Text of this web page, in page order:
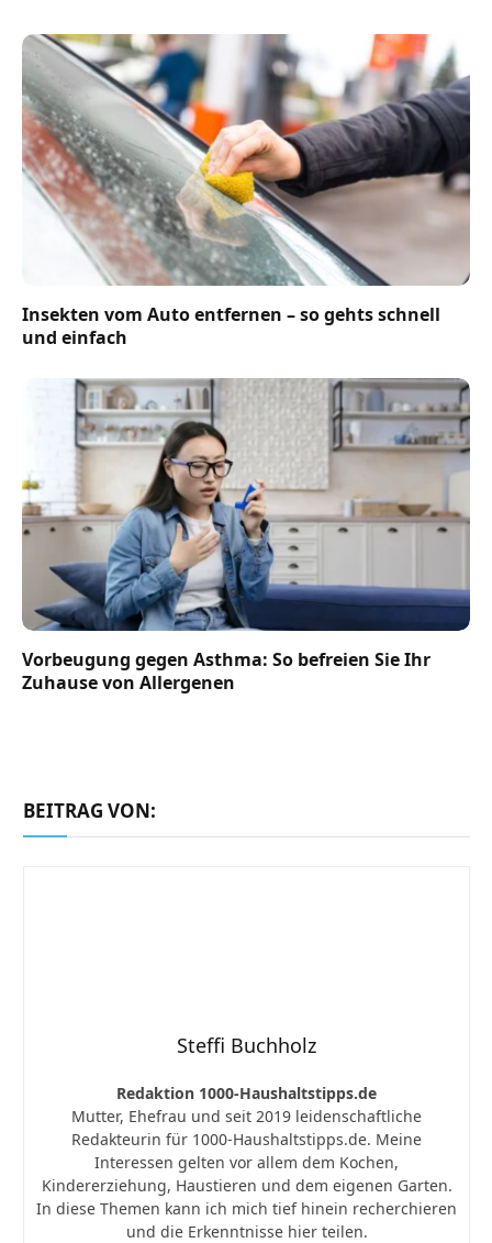
Insekten vom Auto entfernen – so gehts schnell
und einfach
Vorbeugung gegen Asthma: So befreien Sie Ihr
Zuhause von Allergenen
BEITRAG VON:
Steffi Buchholz
Redaktion 1000-Haushaltstipps.de
Mutter, Ehefrau und seit 2019 leidenschaftliche
Redakteurin für 1000-Haushaltstipps.de. Meine
Interessen gelten vor allem dem Kochen,
Kindererziehung, Haustieren und dem eigenen Garten.
In diese Themen kann ich mich tief hinein recherchieren
und die Erkenntnisse hier teilen.